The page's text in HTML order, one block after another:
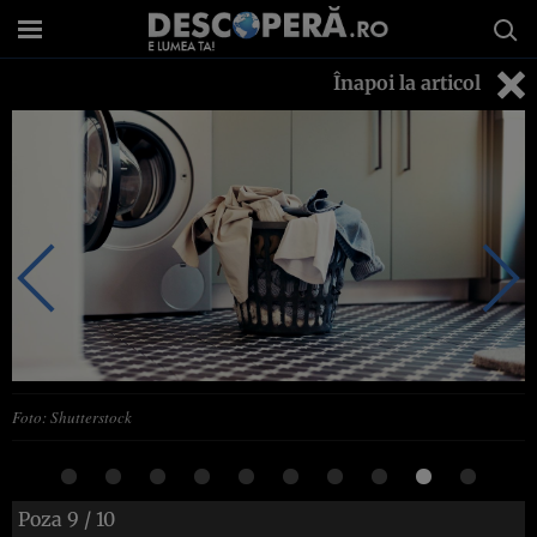
Înapoi la articol
Foto: Shutterstock
Poza 9 / 10